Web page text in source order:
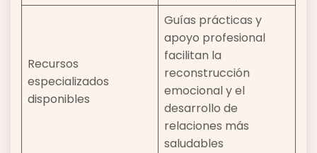
Recursos
especializados
disponibles
Guías prácticas y
apoyo profesional
facilitan la
reconstrucción
emocional y el
desarrollo de
relaciones más
saludables